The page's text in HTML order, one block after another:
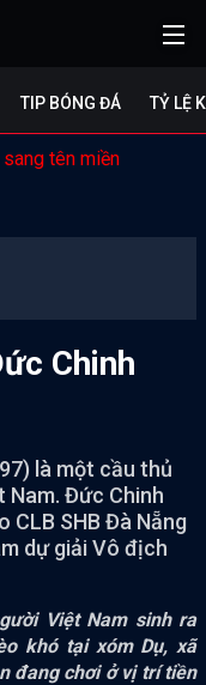
TIP BÓNG ĐÁ TỶ LỆ
tên miền
Chinh
là một cầu thủ
Nam. Đức Chinh
CLB SHB Đà Nẵng
dự giải Vô địch
Việt Nam sinh ra
khó tại xóm Dụ, xã
đang chơi ở vị trí tiền